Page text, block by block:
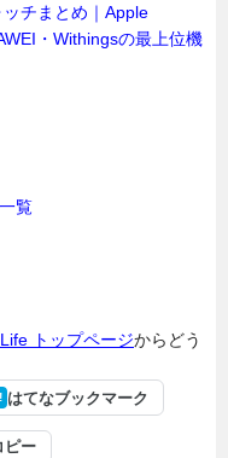
ッチまとめ｜Apple
・Withingsの最上位機
覧
トップページからどう
はてなブックマーク
ピー